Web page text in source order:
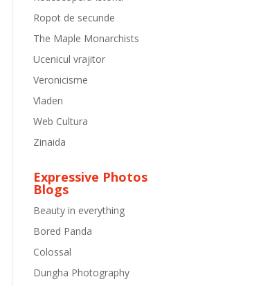
Ropot de secunde
The Maple Monarchists
Ucenicul vrajitor
Veronicisme
Vladen
Web Cultura
Zinaida
Expressive Photos
Blogs
Beauty in everything
Bored Panda
Colossal
Dungha Photography